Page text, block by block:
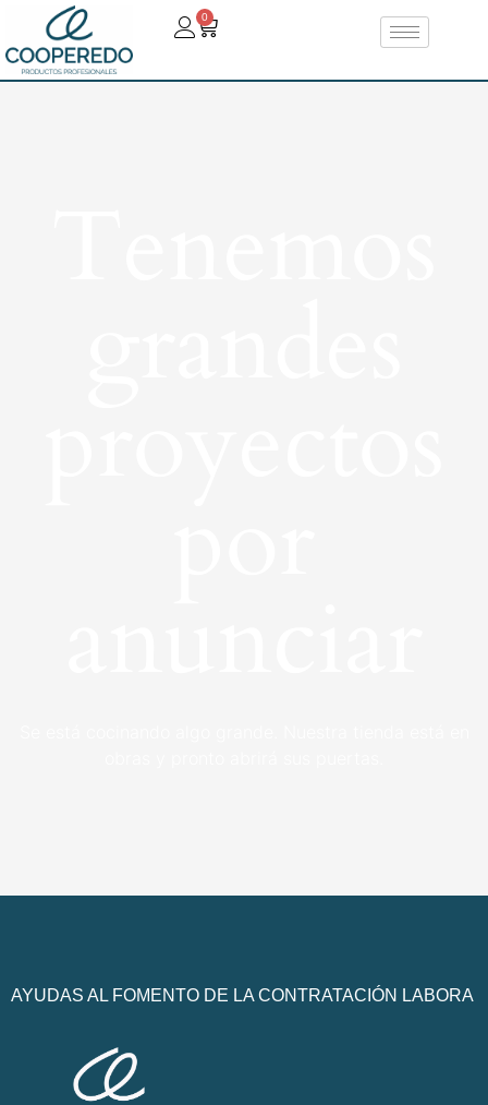
0
AYUDAS AL FOMENTO DE LA CONTRATACIÓN LABORA